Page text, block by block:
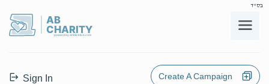
בס"ד
AB
CHARITY
powerd by ahblicklive.com
Sign In Create A Campaign